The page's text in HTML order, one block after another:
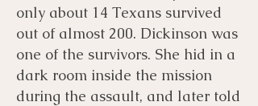
only about 14 Texans survived
out of almost 200. Dickinson was
one of the survivors. She hid in a
dark room inside the mission
during the assault, and later told